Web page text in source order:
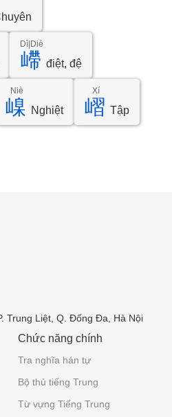
嵽
Dì|Dié
điệt, đệ
嵲
Niè
Nghiệt 嶍
Xí
Tập
Trung Liệt, Q. Đống Đa, Hà Nội
Chức năng chính
Tra nghĩa hán tự
Bộ thủ tiếng Trung
Từ vựng Tiếng Trung